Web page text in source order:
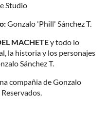
Studio
Gonzalo 'Phill' Sánchez T.
MACHETEy todo lo
la historia y los personajes
Sánchez T.
compañia de Gonzalo